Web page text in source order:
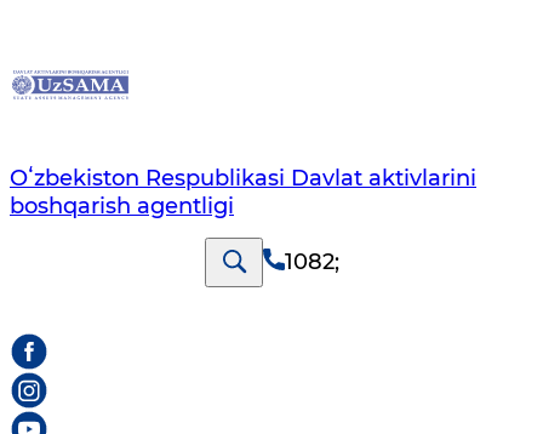
Oʻzbekiston Respublikasi Davlat aktivlarini
boshqarish agentligi
1082;